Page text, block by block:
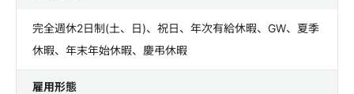
完全週休2日制(土、日)、祝日、年次有給休暇、GW、夏季
休暇、年末年始休暇、慶弔休暇
雇用形態